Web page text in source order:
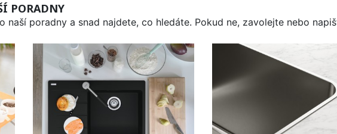
PORADNY
naší poradny a snad najdete, co hledáte. Pokud ne, zavolejte nebo